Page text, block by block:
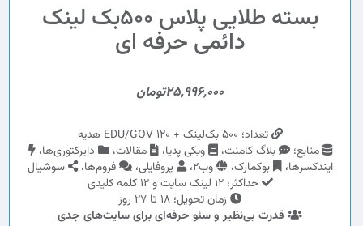
بسته طلایی پلاس 500بک لینک
دائمی حرفه ای
25,996,000تومان
تعداد؛ 500 بک‌لینک + 120 EDU/GOV هدیه
منابع؛
بلاگ کامنت، ویکی پدیا، مقالات،
دایرکتوری‌ها،
ایندکسرها،
بوکمارک، وب2، پروفایلی، فروم‌ها،
سوشیال
حداکثر؛ 12 لینک سایت و 12 کلمه کلیدی
زمان تحویل؛ 18 تا 27 روز
قدرت بی‌نظیر و سئو حرفه‌ای برای سایت‌های جدی